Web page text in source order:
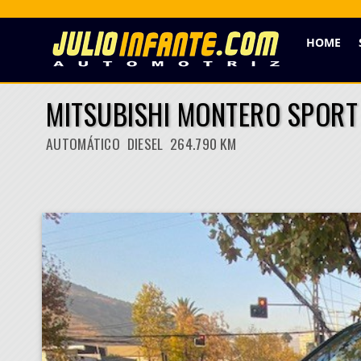
HOME
MITSUBISHI MONTERO
AUTOMÁTICO DIESEL 264.790 KM